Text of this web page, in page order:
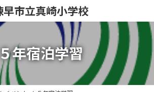
早市立真崎小学校
５年宿泊学習